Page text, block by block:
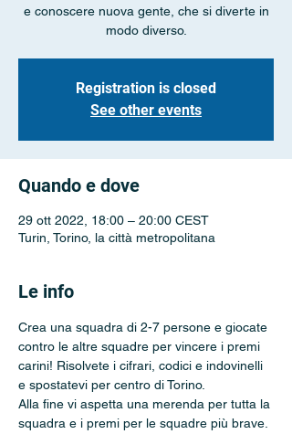
e conoscere nuova gente, che si diverte in
Registration is closed
See other events
Quando e dove
29 ott 2022, 18:00 – 20:00 CEST
Turin, Torino, la città metropolitana
Le info
Crea una squadra di 2-7 persone e giocate
contro le altre squadre per vincere i premi
carini! Risolvete i cifrari, codici e indovinelli
e spostatevi per centro di Torino.
Alla fine vi aspetta una merenda per tutta la
squadra e i premi per le squadre più brave.